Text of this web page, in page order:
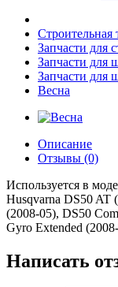
Строительная
Запчасти для
Запчасти для
Запчасти для
Весна
Описание
Отзывы (0)
Используется в
Husqvarna DS50 AT
(2008-05), DS50
Gyro Extended
Написать